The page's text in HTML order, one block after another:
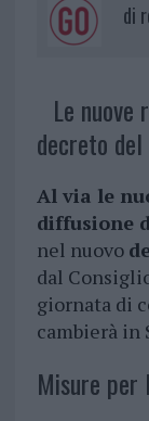
di
Le nuove
decreto del
Al via le
diffusione
nel nuovo
dal
giornata di
cambierà in
Misure per